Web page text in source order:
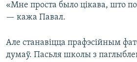
«Мне проста было цікава, што
— кажа Павал.
Але станавіцца прафэсійным
думаў. Пасьля школы з